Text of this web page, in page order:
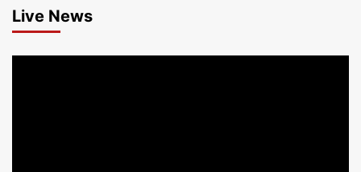
Live News